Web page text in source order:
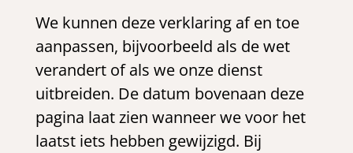
We kunnen deze verklaring af en toe
aanpassen, bijvoorbeeld als de wet
verandert of als we onze dienst
uitbreiden. De datum bovenaan deze
pagina laat zien wanneer we voor het
laatst iets hebben gewijzigd. Bij